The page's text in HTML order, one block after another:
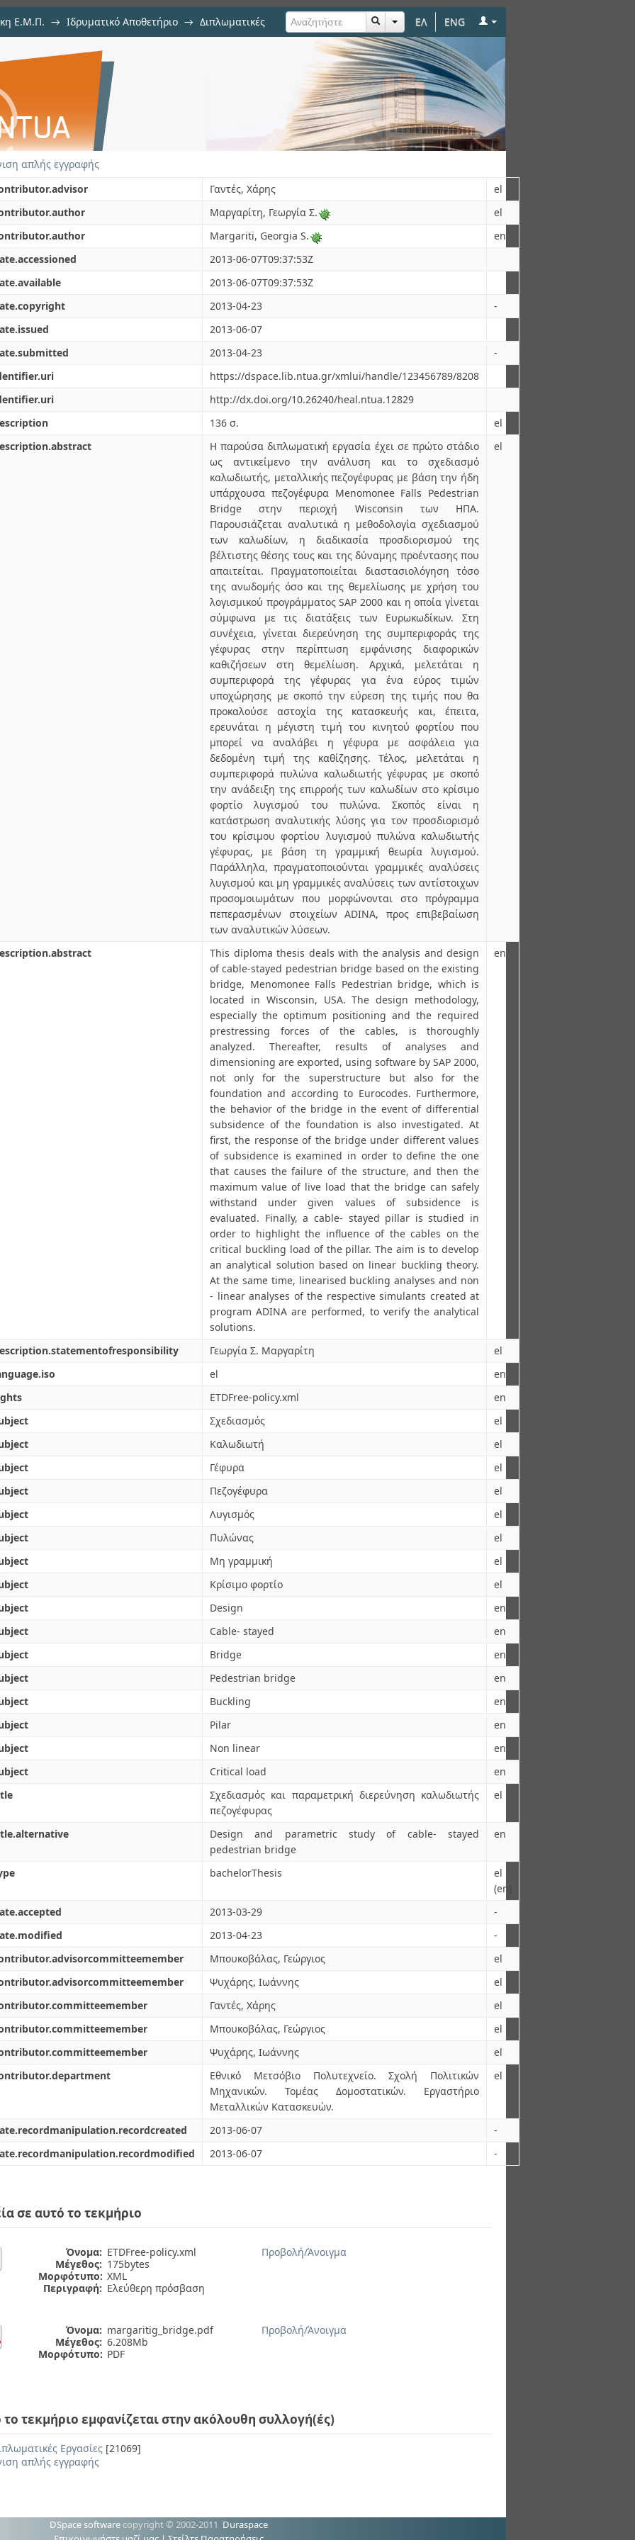
ΕΛ ENG
Ε.Μ.Π. → Ιδρυματικό Αποθετήριο → Διπλωματικές
διερεύνηση καλωδιωτής πεζογέφυρας
απλής εγγραφής
Γαντές, Χάρης
el
Μαργαρίτη, Γεωργία Σ.
el
Margariti, Georgia S.
en
2013-06-07T09:37:53Z
2013-06-07T09:37:53Z
2013-04-23
-
2013-06-07
2013-04-23
-
https://dspace.lib.ntua.gr/xmlui/handle/123456789/8208
http://dx.doi.org/10.26240/heal.ntua.12829
136 σ.
el
Η παρούσα διπλωματική εργασία έχει σε πρώτο στάδιο
ως αντικείμενο την ανάλυση και το σχεδιασμό
καλωδιωτής, μεταλλικής πεζογέφυρας με βάση την ήδη
υπάρχουσα πεζογέφυρα Menomonee Falls Pedestrian
Bridge στην περιοχή Wisconsin των ΗΠΑ.
Παρουσιάζεται αναλυτικά η μεθοδολογία σχεδιασμού
των καλωδίων, η διαδικασία προσδιορισμού της
βέλτιστης θέσης τους και της δύναμης προέντασης που
απαιτείται. Πραγματοποιείται διαστασιολόγηση τόσο
της ανωδομής όσο και της θεμελίωσης με χρήση του
λογισμικού προγράμματος SAP 2000 και η οποία γίνεται
σύμφωνα με τις διατάξεις των Ευρωκωδίκων. Στη
συνέχεια, γίνεται διερεύνηση της συμπεριφοράς της
γέφυρας στην περίπτωση εμφάνισης διαφορικών
καθιζήσεων στη θεμελίωση. Αρχικά, μελετάται η
συμπεριφορά της γέφυρας για ένα εύρος τιμών
υποχώρησης με σκοπό την εύρεση της τιμής που θα
προκαλούσε αστοχία της κατασκευής και, έπειτα,
ερευνάται η μέγιστη τιμή του κινητού φορτίου που
μπορεί να αναλάβει η γέφυρα με ασφάλεια για
δεδομένη τιμή της καθίζησης. Τέλος, μελετάται η
συμπεριφορά πυλώνα καλωδιωτής γέφυρας με σκοπό
την ανάδειξη της επιρροής των καλωδίων στο κρίσιμο
φορτίο λυγισμού του πυλώνα. Σκοπός είναι η
κατάστρωση αναλυτικής λύσης για τον προσδιορισμό
του κρίσιμου φορτίου λυγισμού πυλώνα καλωδιωτής
γέφυρας, με βάση τη γραμμική θεωρία λυγισμού.
Παράλληλα, πραγματοποιούνται γραμμικές αναλύσεις
λυγισμού και μη γραμμικές αναλύσεις των αντίστοιχων
προσομοιωμάτων που μορφώνονται στο πρόγραμμα
πεπερασμένων στοιχείων ADINA, προς επιβεβαίωση
των αναλυτικών λύσεων.
el
This diploma thesis deals with the analysis and design
of cable-stayed pedestrian bridge based on the existing
bridge, Menomonee Falls Pedestrian bridge, which is
located in Wisconsin, USA. The design methodology,
especially the optimum positioning and the required
prestressing forces of the cables, is thoroughly
analyzed. Thereafter, results of analyses and
dimensioning are exported, using software by SAP 2000,
not only for the superstructure but also for the
foundation and according to Eurocodes. Furthermore,
the behavior of the bridge in the event of differential
subsidence of the foundation is also investigated. At
first, the response of the bridge under different values
of subsidence is examined in order to define the one
that causes the failure of the structure, and then the
maximum value of live load that the bridge can safely
withstand under given values of subsidence is
evaluated. Finally, a cable- stayed pillar is studied in
order to highlight the influence of the cables on the
critical buckling load of the pillar. The aim is to develop
an analytical solution based on linear buckling theory.
At the same time, linearised buckling analyses and non
- linear analyses of the respective simulants created at
program ADINA are performed, to verify the analytical
solutions.
en
Γεωργία Σ. Μαργαρίτη
el
el
en
ETDFree-policy.xml
en
Σχεδιασμός
el
Καλωδιωτή
el
Γέφυρα
el
Πεζογέφυρα
el
Λυγισμός
el
Πυλώνας
el
Μη γραμμική
el
Κρίσιμο φορτίο
el
Design
en
Cable- stayed
en
Bridge
en
Pedestrian bridge
en
Buckling
en
Pilar
en
Non linear
en
Critical load
en
Σχεδιασμός και παραμετρική διερεύνηση καλωδιωτής
πεζογέφυρας
el
Design and parametric study of cable- stayed
pedestrian bridge
en
bachelorThesis
el
(en)
2013-03-29
-
2013-04-23
-
Μπουκοβάλας, Γεώργιος
el
Ψυχάρης, Ιωάννης
el
Γαντές, Χάρης
el
Μπουκοβάλας, Γεώργιος
el
Ψυχάρης, Ιωάννης
el
Εθνικό Μετσόβιο Πολυτεχνείο. Σχολή Πολιτικών
Μηχανικών. Τομέας Δομοστατικών. Εργαστήριο
Μεταλλικών Κατασκευών.
el
2013-06-07
-
2013-06-07 -
σε αυτό το τεκμήριο
Όνομα: ETDFree-policy.xml
Μέγεθος: 175bytes
Μορφότυπο: XML
Περιγραφή: Ελεύθερη πρόσβαση
Προβολή/Άνοιγμα
Όνομα: margaritig_bridge.pdf
Μέγεθος: 6.208Mb
Μορφότυπο: PDF
Προβολή/Άνοιγμα
το τεκμήριο εμφανίζεται στην ακόλουθη συλλογή(ές)
Εργασίες [21069]
απλής εγγραφής
DSpace software copyright © 2002-2011 Duraspace